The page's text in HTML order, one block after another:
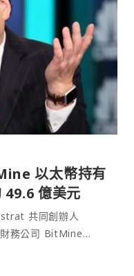
以太幣持有
49.6 億美元
共同創辦人
務公司 BitMine
公司持有的以太幣
價值約 49.6 億⋯